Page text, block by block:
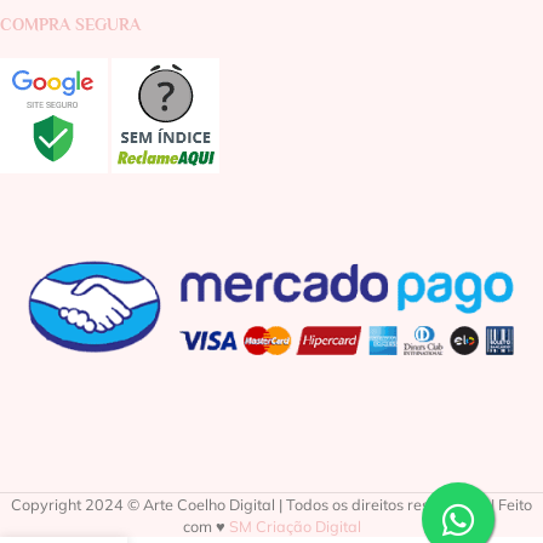
COMPRA SEGURA
Copyright 2024 © Arte Coelho Digital | Todos os direitos reservados | Feito
com ♥ SM Criação Digital